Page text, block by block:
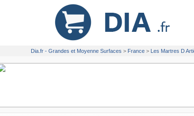
Dia.fr - Grandes et Moyenne Surfaces > France > Les Martres D